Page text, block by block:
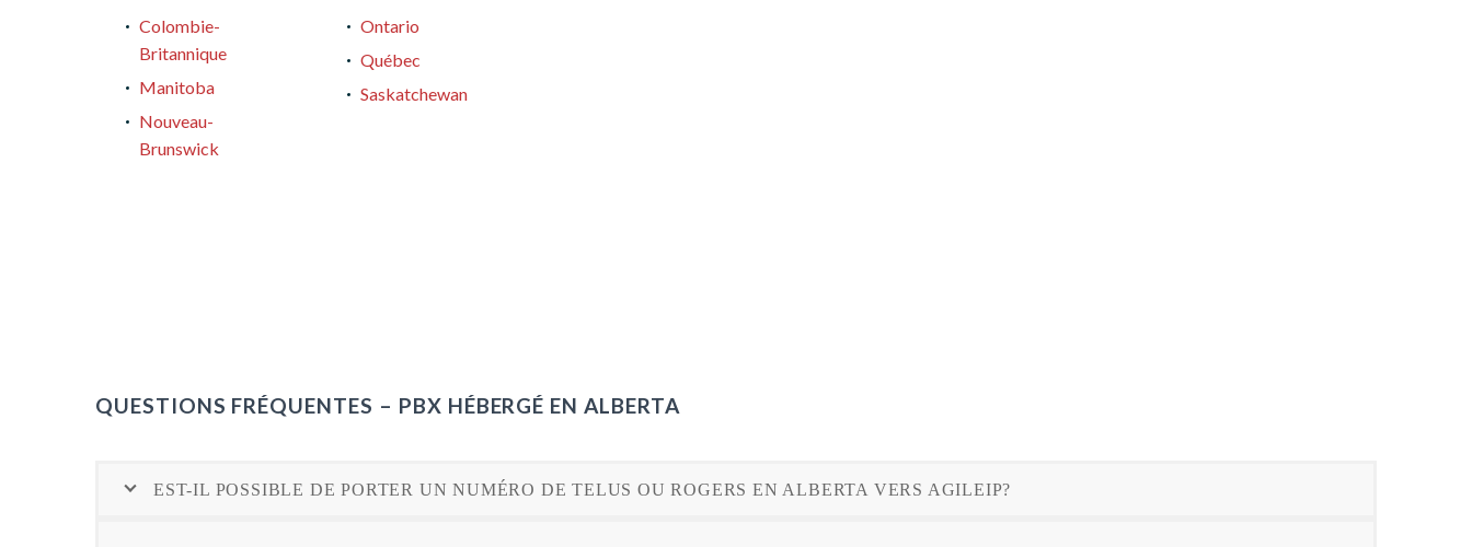
Colombie-
Britannique
Manitoba
Nouveau-
Brunswick
Ontario
Québec
Saskatchewan
QUESTIONS FRÉQUENTES – PBX HÉBERGÉ EN ALBERTA
EST-IL POSSIBLE DE PORTER UN NUMÉRO DE TELUS OU ROGERS EN ALBERTA VERS AGILEIP?